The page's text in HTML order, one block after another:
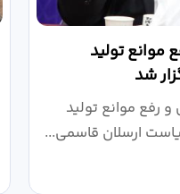
تولید
شد
رفع موانع تولید
ارسلان قاسمی...